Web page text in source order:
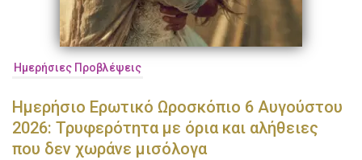
Ημερήσιες Προβλέψεις
Ημερήσιο Ερωτικό Ωροσκόπιο 6 Αυγούστου
2026: Τρυφερότητα με όρια και αλήθειες
που δεν χωράνε μισόλογα